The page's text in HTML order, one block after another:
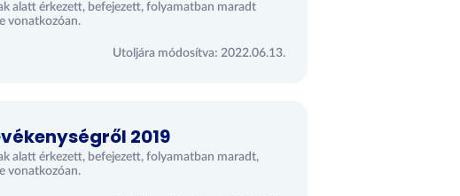
alatt érkezett, befejezett, folyamatban maradt
vonatkozóan.
Utoljára módosítva: 2022.06.13.
2019
alatt érkezett, befejezett, folyamatban maradt,
vonatkozóan.